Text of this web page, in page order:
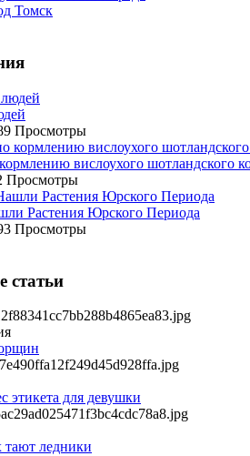
Просмотры
вислоухого шотландского
Просмотры
Растения Юрского Периода
Просмотры
статьи
этикета для девушки
ледники